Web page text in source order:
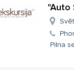
"Auto
Pilna